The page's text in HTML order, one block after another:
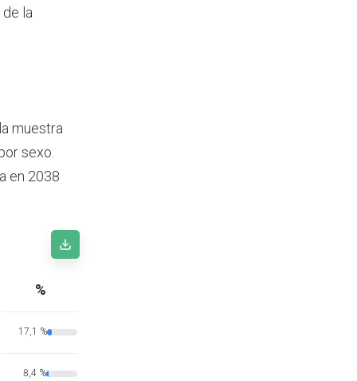
la
muestra
sexo.
en 2038
%
17,1 %
8,4 %